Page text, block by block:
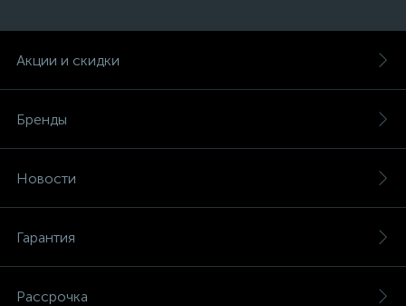
Акции и скидки
Бренды
Новости
Гарантия
Рассрочка